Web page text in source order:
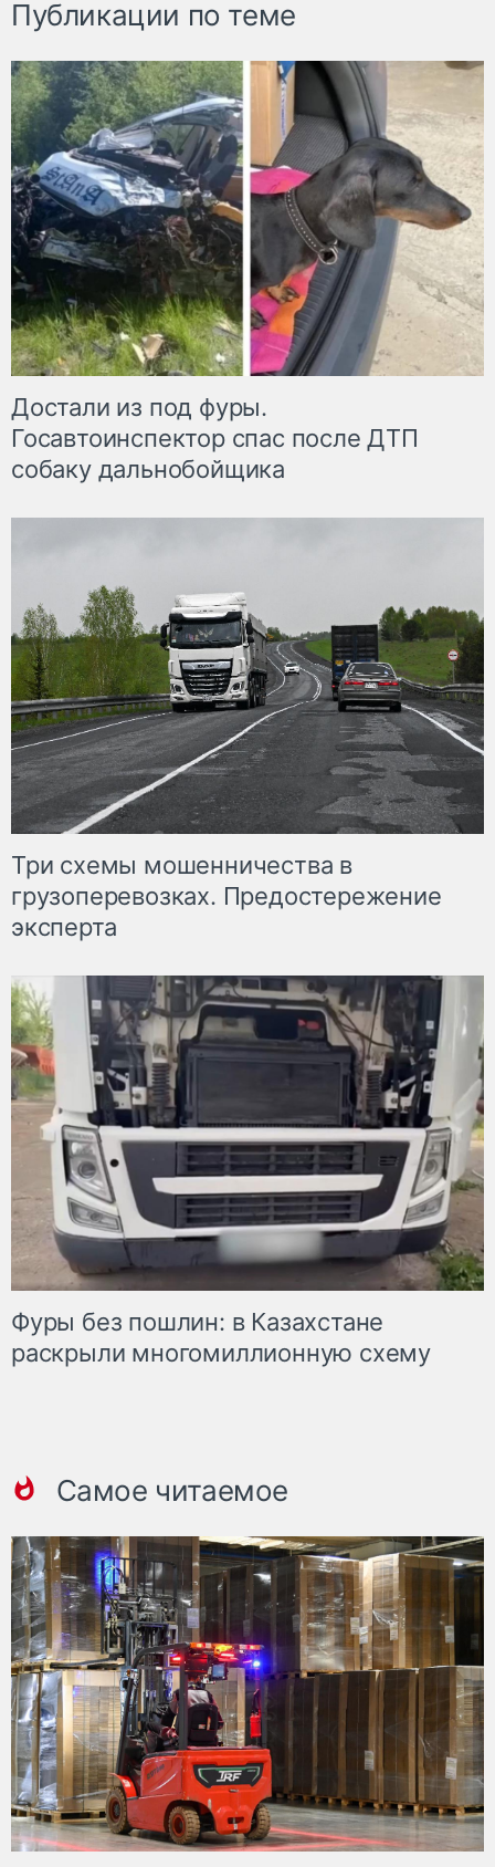
Публикации по теме
Достали из под фуры.
Госавтоинспектор спас после ДТП
собаку дальнобойщика
Три схемы мошенничества в
грузоперевозках. Предостережение
эксперта
Фуры без пошлин: в Казахстане
раскрыли многомиллионную схему
Самое читаемое